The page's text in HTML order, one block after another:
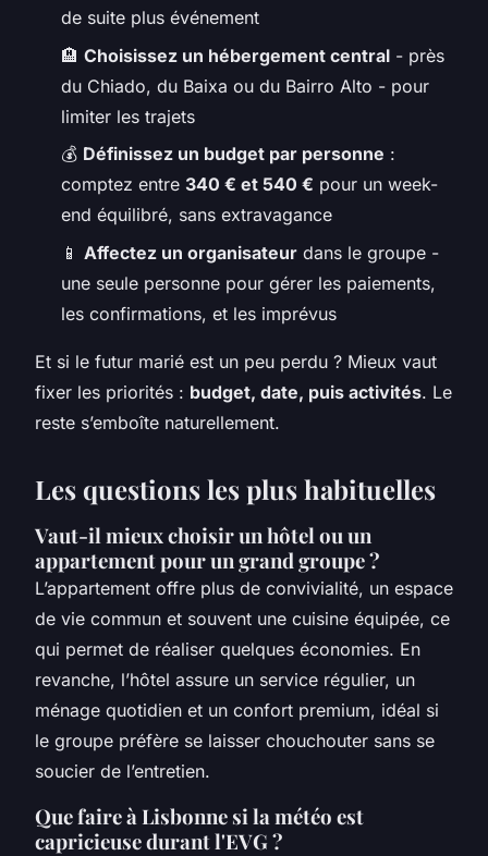
de suite plus événement
🏨 Choisissez un hébergement central - près
du Chiado, du Baixa ou du Bairro Alto - pour
limiter les trajets
💰 Définissez un budget par personne :
comptez entre 340 € et 540 € pour un week-
end équilibré, sans extravagance
📱 Affectez un organisateur dans le groupe -
une seule personne pour gérer les paiements,
les confirmations, et les imprévus
Et si le futur marié est un peu perdu ? Mieux vaut
fixer les priorités : budget, date, puis activités. Le
reste s’emboîte naturellement.
Les questions les plus habituelles
Vaut-il mieux choisir un hôtel ou un
appartement pour un grand groupe ?
L’appartement offre plus de convivialité, un espace
de vie commun et souvent une cuisine équipée, ce
qui permet de réaliser quelques économies. En
revanche, l’hôtel assure un service régulier, un
ménage quotidien et un confort premium, idéal si
le groupe préfère se laisser chouchouter sans se
soucier de l’entretien.
Que faire à Lisbonne si la météo est
capricieuse durant l'EVG ?